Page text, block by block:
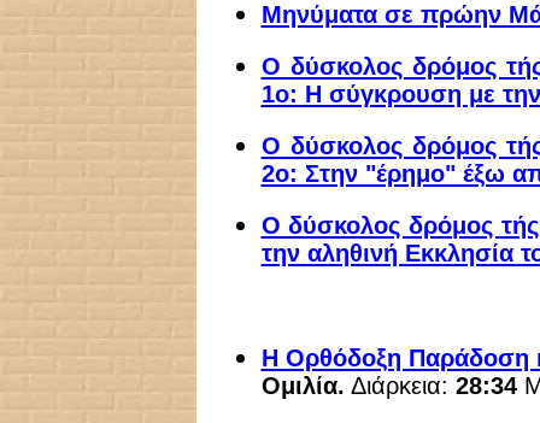
Μηνύματα σε πρώην
Ο δύσκολος δρόμος
1ο: Η σύγκρουση με
Ο δύσκολος δρόμος
2ο: Στην "έρημο" έξω
Ο δύσκολος δρόμος
την αληθινή Εκκλησία
Η Ορθόδοξη Παράδοση
Ομιλία. Διάρκεια: 28:34